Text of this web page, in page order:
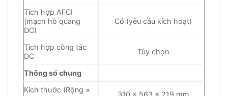
Tích hợp AFCI
(mạch hồ quang
DC)
Có (yêu cầu kích hoạt)
Tích hợp công tắc
DC
Tùy chọn
Thông số chung
Kích thước (Rộng ×
310 × 563 × 219 mm